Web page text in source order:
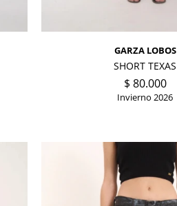
GARZA LOBOS
SHORT TEXAS
$ 80.000
Invierno 2026